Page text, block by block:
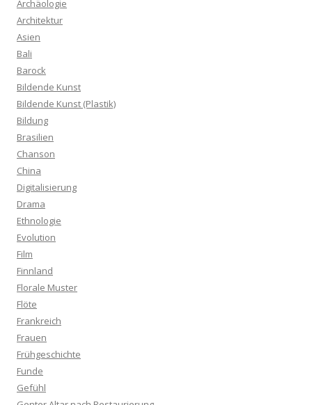
Archäologie
Architektur
Asien
Bali
Barock
Bildende Kunst
Bildende Kunst (Plastik)
Bildung
Brasilien
Chanson
China
Digitalisierung
Drama
Ethnologie
Evolution
Film
Finnland
Florale Muster
Flöte
Frankreich
Frauen
Frühgeschichte
Funde
Gefühl